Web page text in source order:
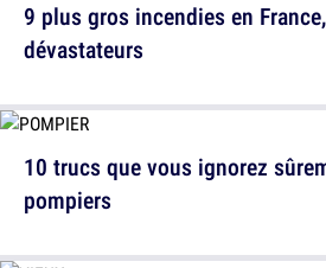
9 plus gros incendies en
dévastateurs
10 trucs que vous ignorez
pompiers